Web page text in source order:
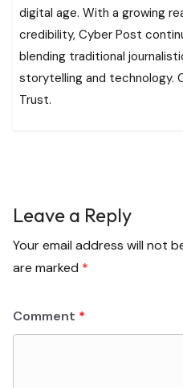
digital age. With a growing
credibility, Cyber Post
blending traditional
storytelling and technology.
Trust.
Leave a Reply
Your email address will not
are marked *
Comment *